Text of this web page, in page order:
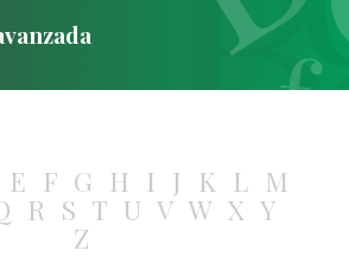
E F G H I J K L M
R S T U V W X Y
Z